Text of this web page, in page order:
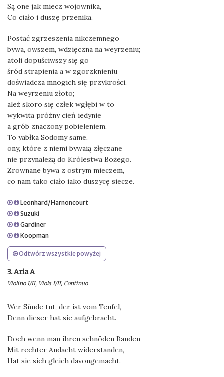
Są one jak miecz wojownika,
Co ciało i duszę przenika.
Postać zgrzeszenia nikczemnego
bywa, owszem, wdzięczna na weyrzeniu;
atoli dopuściwszy się go
śród strapienia a w zgorzknieniu
doświadcza mnogich się przykrości.
Na weyrzeniu złoto;
ależ skoro się człek wgłębi w to
wykwita próżny cień iedynie
a grób znaczony pobieleniem.
To yabłka Sodomy same,
ony, które z niemi bywaią złęczane
nie przynależą do Królestwa Bożego.
Zrownane bywa z ostrym mieczem,
co nam tako ciało iako duszycę siecze.
Leonhard/Harnoncourt
Suzuki
Gardiner
Koopman
Odtwórz wszystkie powyżej
3. Aria A
Violino I/II, Viola I/II, Continuo
Wer Sünde tut, der ist vom Teufel,
Denn dieser hat sie aufgebracht.
Doch wenn man ihren schnöden Banden
Mit rechter Andacht widerstanden,
Hat sie sich gleich davongemacht.